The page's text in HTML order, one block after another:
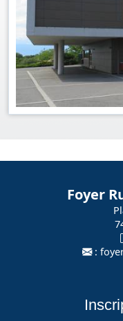
Foyer
: